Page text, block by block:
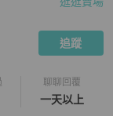
追蹤
聊聊回覆
一天以上